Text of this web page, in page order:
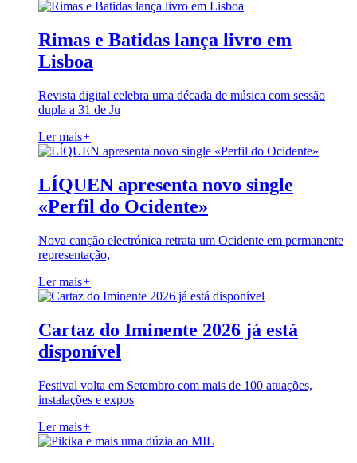
Rimas e Batidas lança livro em
Lisboa
Revista digital celebra uma década de música com sessão
dupla a 31 de Ju
Ler mais+
LÍQUEN apresenta novo single
«Perfil do Ocidente»
Nova canção electrónica retrata um Ocidente em permanente
representação,
Ler mais+
Cartaz do Iminente 2026 já está
disponível
Festival volta em Setembro com mais de 100 atuações,
instalações e expos
Ler mais+